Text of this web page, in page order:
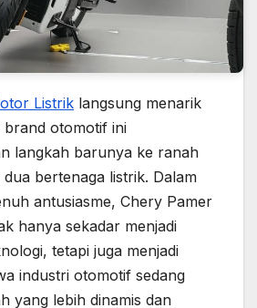
Listrik langsung menarik
brand otomotif ini
langkah barunya ke ranah
bertenaga listrik. Dalam
antusiasme, Chery Pamer
hanya sekadar menjadi
tetapi juga menjadi
industri otomotif sedang
yang lebih dinamis dan